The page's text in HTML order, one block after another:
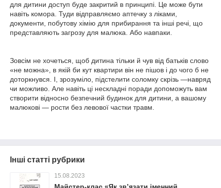
для дитини доступ буде закритий в принципі. Це може бути
навіть комора. Туди відправляємо аптечку з ліками,
документи, побутову хімію для прибирання та інші речі, що
представляють загрозу для малюка. Або навпаки.
Зовсім не хочеться, щоб дитина тільки й чув від батьків слово
«не можна», в якій би кут квартири він не пішов і до чого б не
доторкнувся. І, зрозуміло, підстелити соломку скрізь —навряд
чи можливо. Але навіть ці нескладні поради допоможуть вам
створити відносно безпечний будинок для дитини, а вашому
малюкові — рости без левової частки травм.
Інші статті рубрики
15.08.2023